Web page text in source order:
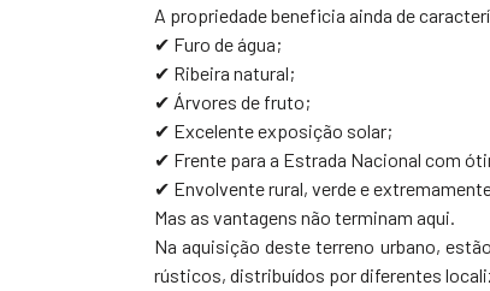
A propriedade beneficia ainda de
✔ Furo de água;
✔ Ribeira natural;
✔ Árvores de fruto;
✔ Excelente exposição solar;
✔ Frente para a Estrada Nacional com
✔ Envolvente rural, verde e
Mas as vantagens não terminam aqui.
Na aquisição deste terreno urbano,
rústicos, distribuídos por diferentes